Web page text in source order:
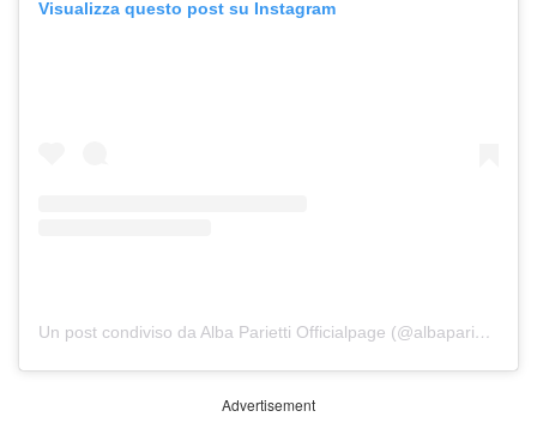
Visualizza questo post su Instagram
Un post condiviso da Alba Parietti Officialpage (@albaparietti)
Advertisement